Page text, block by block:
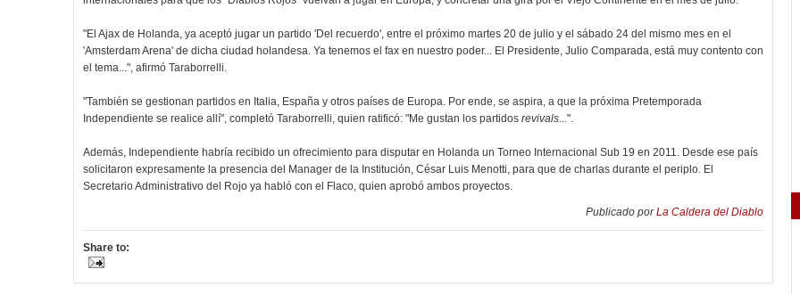
"El Ajax de Holanda, ya aceptó jugar un partido 'Del recuerdo', entre el próximo martes 20 de julio y el sábado 24 del mismo mes en el
'Amsterdam Arena' de dicha ciudad holandesa. Ya tenemos el fax en nuestro poder... El Presidente, Julio Comparada, está muy contento con
el tema...", afirmó Taraborrelli.
"También se gestionan partidos en Italia, España y otros países de Europa. Por ende, se aspira, a que la próxima Pretemporada
Independiente se realice allí", completó Taraborrelli, quien ratificó: "Me gustan los partidos revivals...".
Además, Independiente habría recibido un ofrecimiento para disputar en Holanda un Torneo Internacional Sub 19 en 2011. Desde ese país
solicitaron expresamente la presencia del Manager de la Institución, César Luis Menotti, para que de charlas durante el periplo. El
Secretario Administrativo del Rojo ya habló con el Flaco, quien aprobó ambos proyectos.
Publicado porLa Caldera del Diablo
Share to: